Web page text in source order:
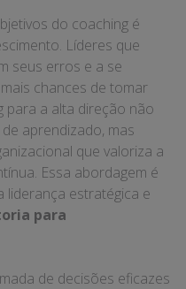
do coaching é
Líderes que
seus erros e a se
chances de tomar
para a alta direção não
aprendizado, mas
que valoriza a
Essa abordagem é
liderança estratégica e
para
de decisões eficazes